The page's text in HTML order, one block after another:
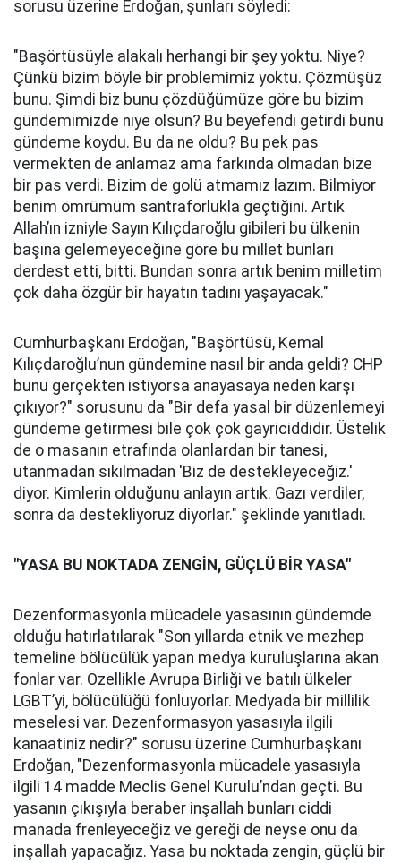
sorusu üzerine Erdoğan, şunları söyledi:
"Başörtüsüyle alakalı herhangi bir şey yoktu. Niye?
Çünkü bizim böyle bir problemimiz yoktu. Çözmüşüz
bunu. Şimdi biz bunu çözdüğümüze göre bu bizim
gündemimizde niye olsun? Bu beyefendi getirdi bunu
gündeme koydu. Bu da ne oldu? Bu pek pas
vermekten de anlamaz ama farkında olmadan bize
bir pas verdi. Bizim de golü atmamız lazım. Bilmiyor
benim ömrümüm santraforlukla geçtiğini. Artık
Allah’ın izniyle Sayın Kılıçdaroğlu gibileri bu ülkenin
başına gelemeyeceğine göre bu millet bunları
derdest etti, bitti. Bundan sonra artık benim milletim
çok daha özgür bir hayatın tadını yaşayacak."
Cumhurbaşkanı Erdoğan, "Başörtüsü, Kemal
Kılıçdaroğlu’nun gündemine nasıl bir anda geldi? CHP
bunu gerçekten istiyorsa anayasaya neden karşı
çıkıyor?" sorusunu da "Bir defa yasal bir düzenlemeyi
gündeme getirmesi bile çok çok gayriciddidir. Üstelik
de o masanın etrafında olanlardan bir tanesi,
utanmadan sıkılmadan 'Biz de destekleyeceğiz.'
diyor. Kimlerin olduğunu anlayın artık. Gazı verdiler,
sonra da destekliyoruz diyorlar." şeklinde yanıtladı.
"YASA BU NOKTADA ZENGİN, GÜÇLÜ BİR YASA"
Dezenformasyonla mücadele yasasının gündemde
olduğu hatırlatılarak "Son yıllarda etnik ve mezhep
temeline bölücülük yapan medya kuruluşlarına akan
fonlar var. Özellikle Avrupa Birliği ve batılı ülkeler
LGBT’yi, bölücülüğü fonluyorlar. Medyada bir millilik
meselesi var. Dezenformasyon yasasıyla ilgili
kanaatiniz nedir?" sorusu üzerine Cumhurbaşkanı
Erdoğan, "Dezenformasyonla mücadele yasasıyla
ilgili 14 madde Meclis Genel Kurulu’ndan geçti. Bu
yasanın çıkışıyla beraber inşallah bunları ciddi
manada frenleyeceğiz ve gereği de neyse onu da
inşallah yapacağız. Yasa bu noktada zengin, güçlü bir